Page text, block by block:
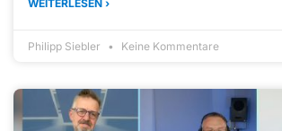
WEITERLESEN ›
Philipp Siebler Keine Kommentare